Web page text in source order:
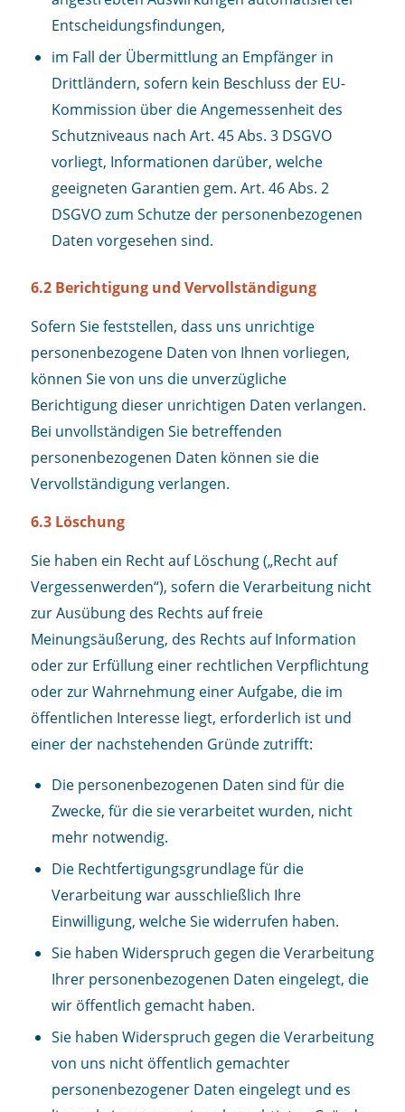
Entscheidungsfindungen,
im Fall der Übermittlung an Empfänger in
Drittländern, sofern kein Beschluss der EU-
Kommission über die Angemessenheit des
Schutzniveaus nach Art. 45 Abs. 3 DSGVO
vorliegt, Informationen darüber, welche
geeigneten Garantien gem. Art. 46 Abs. 2
DSGVO zum Schutze der personenbezogenen
Daten vorgesehen sind.
6.2 Berichtigung und Vervollständigung
Sofern Sie feststellen, dass uns unrichtige
personenbezogene Daten von Ihnen vorliegen,
können Sie von uns die unverzügliche
Berichtigung dieser unrichtigen Daten verlangen.
Bei unvollständigen Sie betreffenden
personenbezogenen Daten können sie die
Vervollständigung verlangen.
6.3 Löschung
Sie haben ein Recht auf Löschung („Recht auf
Vergessenwerden“), sofern die Verarbeitung nicht
zur Ausübung des Rechts auf freie
Meinungsäußerung, des Rechts auf Information
oder zur Erfüllung einer rechtlichen Verpflichtung
oder zur Wahrnehmung einer Aufgabe, die im
öffentlichen Interesse liegt, erforderlich ist und
einer der nachstehenden Gründe zutrifft:
Die personenbezogenen Daten sind für die
Zwecke, für die sie verarbeitet wurden, nicht
mehr notwendig.
Die Rechtfertigungsgrundlage für die
Verarbeitung war ausschließlich Ihre
Einwilligung, welche Sie widerrufen haben.
Sie haben Widerspruch gegen die Verarbeitung
Ihrer personenbezogenen Daten eingelegt, die
wir öffentlich gemacht haben.
Sie haben Widerspruch gegen die Verarbeitung
von uns nicht öffentlich gemachter
personenbezogener Daten eingelegt und es